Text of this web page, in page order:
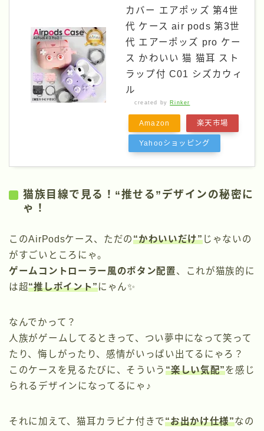
カバー エアポッズ 第4世
代 ケース air pods 第3世
代 エアーポッズ pro ケー
ス かわいい 猫 猫耳 スト
ラップ付 C01 シズカウィ
ル
created by Rinker
Amazon 楽天市場
Yahooショッピング
猫族目線で見る！“推せる”デザインの秘密に
ゃ！
このAirPodsケース、ただの“かわいいだけ”じゃないの
がすごいところにゃ。
ゲームコントローラー風のボタン配置、これが猫族的に
は超“推しポイント”にゃん✨
なんでかって？
人族がゲームしてるときって、つい夢中になって笑って
たり、悔しがったり、感情がいっぱい出てるにゃろ？
このケースを見るたびに、そういう“楽しい気配”を感じ
られるデザインになってるにゃ♪
それに加えて、猫耳カラビナ付きで“お出かけ仕様”なの